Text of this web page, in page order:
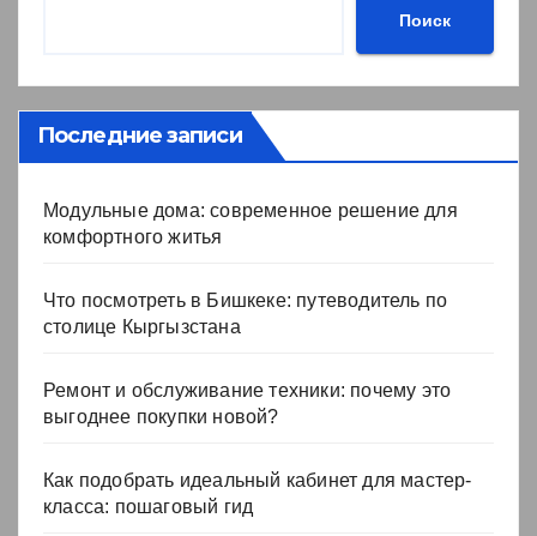
Поиск
Последние записи
Модульные дома: современное решение для
комфортного житья
Что посмотреть в Бишкеке: путеводитель по
столице Кыргызстана
Ремонт и обслуживание техники: почему это
выгоднее покупки новой?
Как подобрать идеальный кабинет для мастер-
класса: пошаговый гид